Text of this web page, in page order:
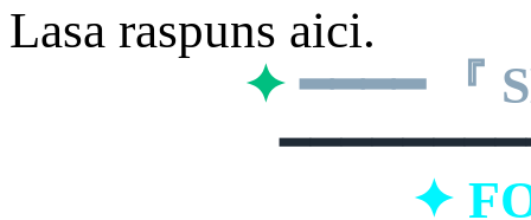
Lasa raspuns aici.
✦ ━━━━ 『
✦